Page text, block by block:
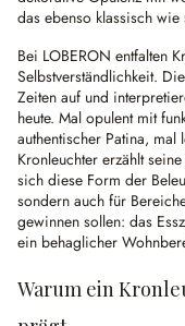
das ebenso klassisch
Bei LOBERON entfalten
Selbstverständlichkeit.
Zeiten auf und
heute. Mal opulent mit
authentischer Patina,
Kronleuchter erzählt
sich diese Form der
sondern auch für
gewinnen sollen: das
ein behaglicher
Warum ein